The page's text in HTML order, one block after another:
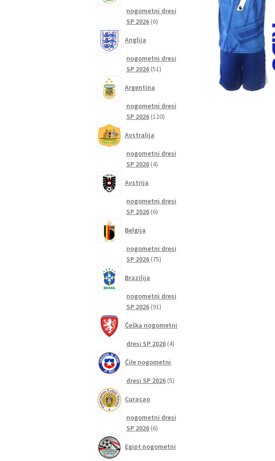
nogometni dresi
SP 2026 66
Anglija
nogometni dresi
SP 2026 5151
Argentina
nogometni dresi
SP 2026 120120
Avstralija
nogometni dresi
SP 2026 44
Avstrija
nogometni dresi
SP 2026 66
Belgija
nogometni dresi
SP 2026 7575
Brazilija
nogometni dresi
SP 2026 9191
Češka nogometni
dresi SP 2026 44
Čile nogometni
dresi SP 2026 55
Curaçao
nogometni dresi
SP 2026 66
Egipt nogometni